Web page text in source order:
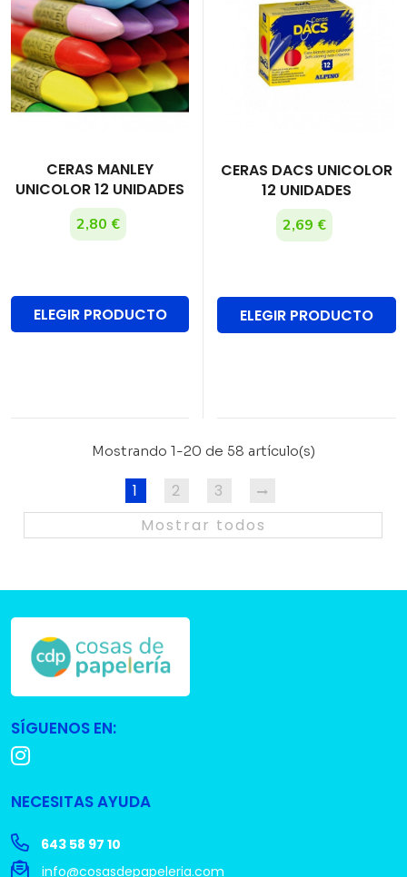
CERAS MANLEY
UNICOLOR 12 UNIDADES
2,80 €
ELEGIR PRODUCTO
CERAS DACS UNICOLOR
12 UNIDADES
2,69 €
ELEGIR PRODUCTO
Mostrando 1-20 de 58 artículo(s)
1 2
3
Mostrar todos
SÍGUENOS EN:
NECESITAS AYUDA
643 58 97 10
info@cosasdepapeleria.com